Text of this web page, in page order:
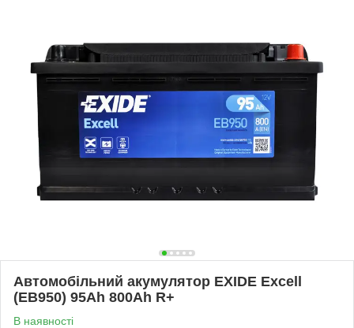
Автомобільний акумулятор EXIDE Excell
(EB950) 95Аh 800Ah R+
В наявності